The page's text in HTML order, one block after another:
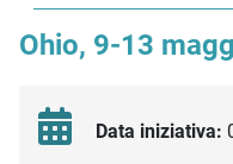
Ohio, 9-13
Data iniziativa: